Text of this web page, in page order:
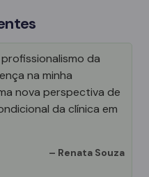
da
na minha
nova perspectiva de
da clínica em
– Renata Souza